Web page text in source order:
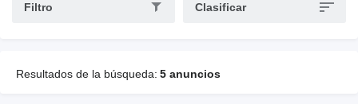
Filtro Clasificar
Resultados de la búsqueda: 5 anuncios